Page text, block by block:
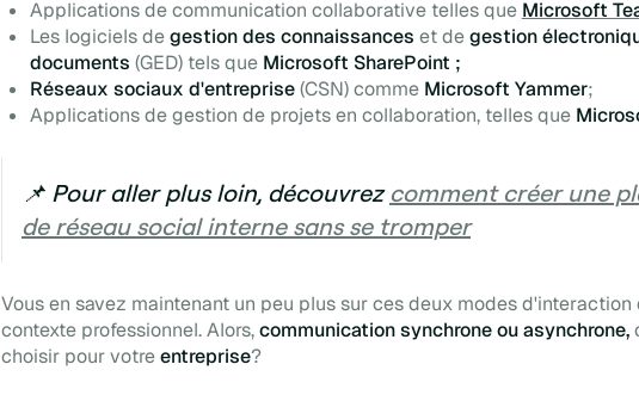
Applications de communication collaborative telles que Microsoft
Les logiciels degestion des connaissances et degestion
documents (GED) tels que Microsoft SharePoint ;
Réseaux sociaux d'entreprise(CSN) commeMicrosoft Yammer;
Applications de gestion de projets en collaboration, telles que
📌 Pour aller plus loin, découvrez comment créer une
de réseau social interne sans se tromper
Vous en savez maintenant un peu plus sur ces deux modes d'interaction
contexte professionnel. Alors,communication synchrone ou asynchrone,
choisir pour votreentreprise?